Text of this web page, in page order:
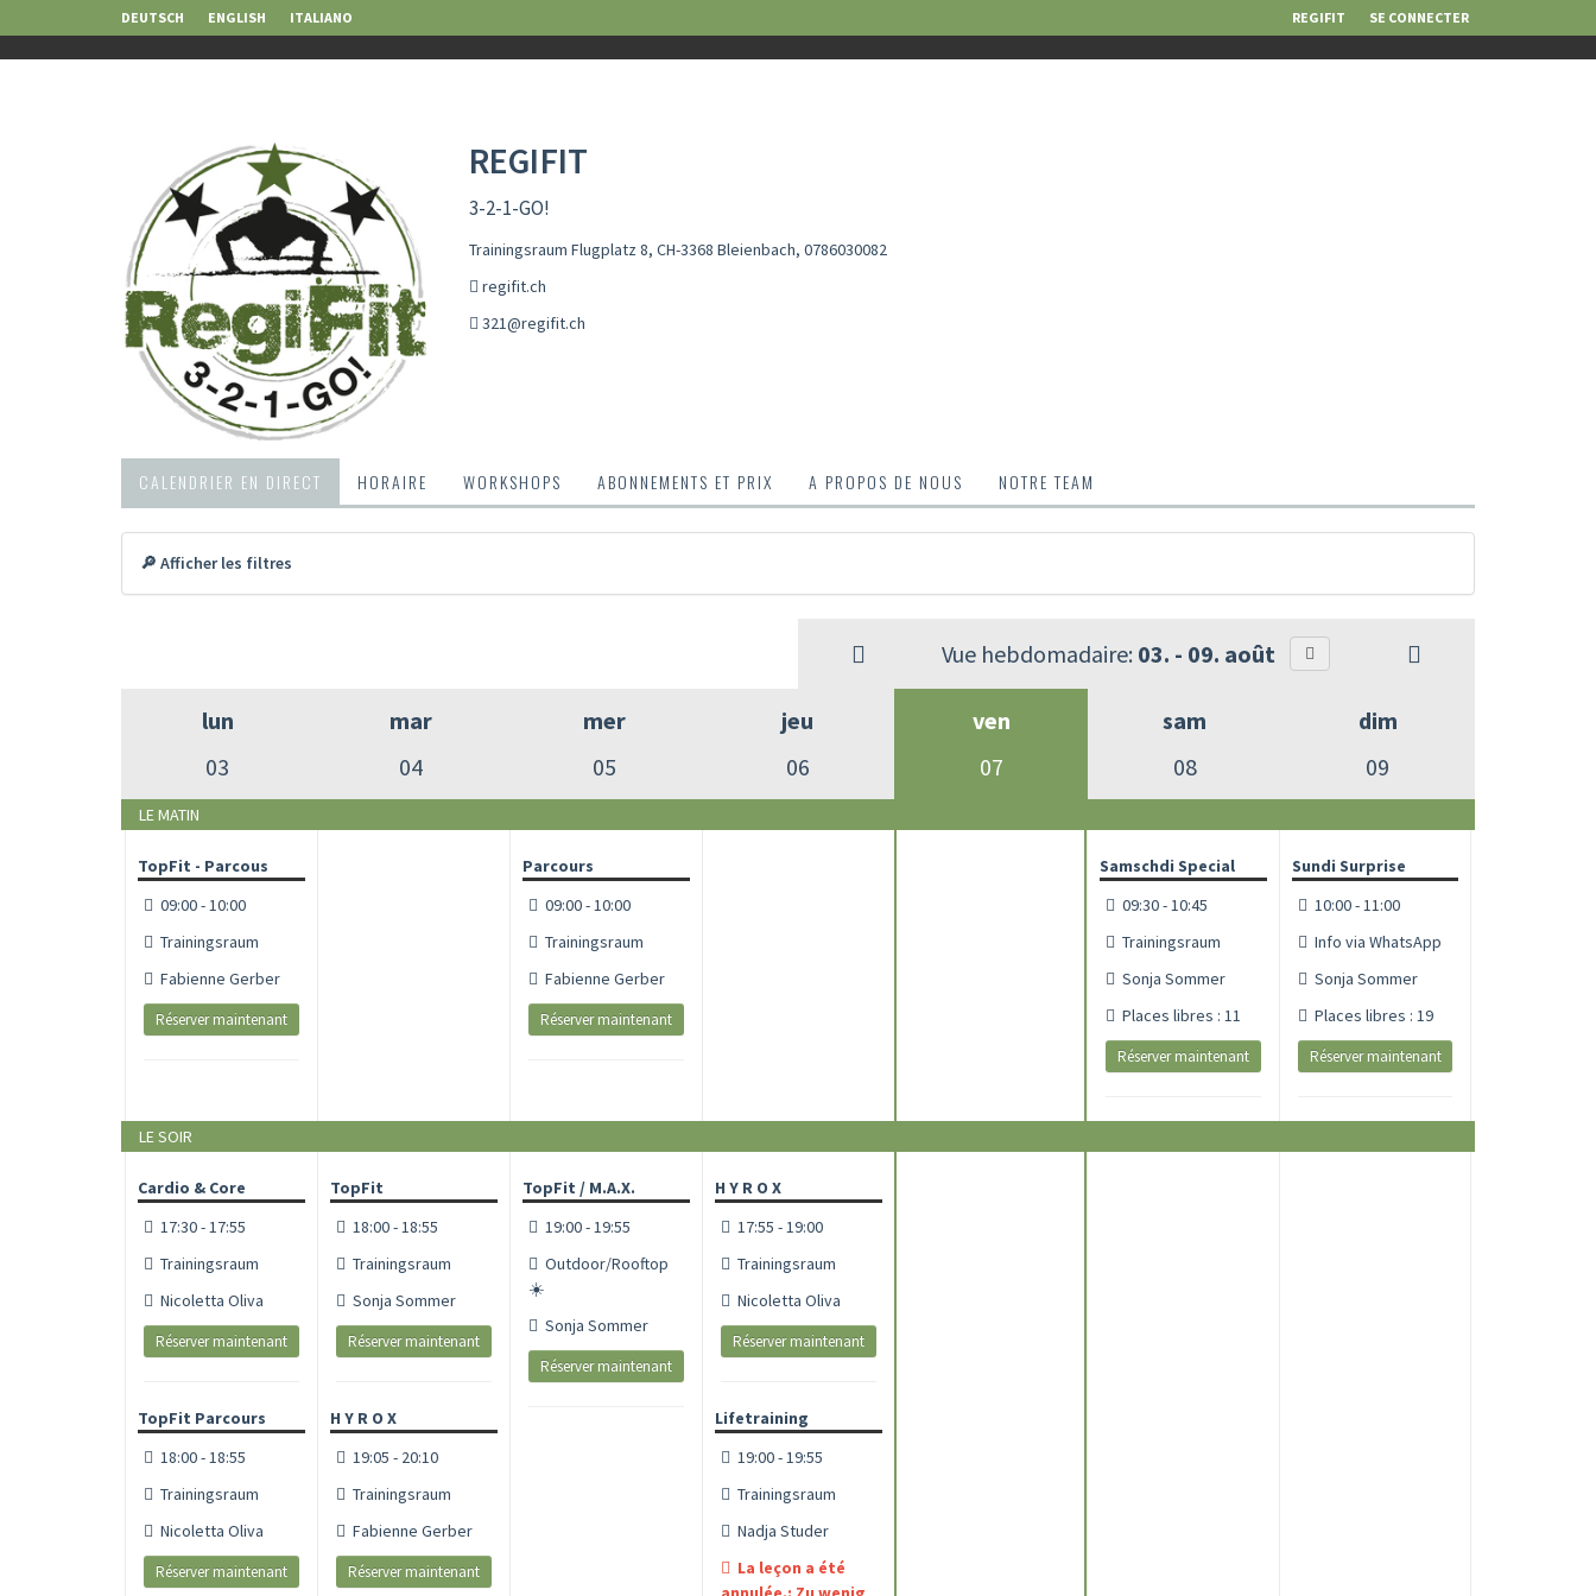
DEUTSCH ENGLISH ITALIANO REGIFIT SE CONNECTER
REGIFIT
3-2-1-GO!
Trainingsraum Flugplatz 8, CH-3368 Bleienbach, 0786030082
regifit.ch
321@regifit.ch
CALENDRIER EN DIRECT HORAIRE WORKSHOPS ABONNEMENTS ET PRIX A PROPOS DE NOUS NOTRE TEAM
🔎 Afficher les filtres
Vue hebdomadaire: 03. - 09. août
lun
03
mar
04
mer
05
jeu
06
ven
07
sam
08
dim
09
LE MATIN
TopFit - Parcous
09:00 - 10:00
Trainingsraum
Fabienne Gerber
Réserver maintenant
Parcours
09:00 - 10:00
Trainingsraum
Fabienne Gerber
Réserver maintenant
Samschdi Special
09:30 - 10:45
Trainingsraum
Sonja Sommer
Places libres : 11
Réserver maintenant
Sundi Surprise
10:00 - 11:00
Info via WhatsApp
Sonja Sommer
Places libres : 19
Réserver maintenant
LE SOIR
Cardio & Core
17:30 - 17:55
Trainingsraum
Nicoletta Oliva
Réserver maintenant
TopFit Parcours
18:00 - 18:55
Trainingsraum
Nicoletta Oliva
Réserver maintenant
TopFit
18:00 - 18:55
Trainingsraum
Sonja Sommer
Réserver maintenant
H Y R O X
19:05 - 20:10
Trainingsraum
Fabienne Gerber
Réserver maintenant
TopFit / M.A.X.
19:00 - 19:55
Outdoor/Rooftop
☀️
Sonja Sommer
Réserver maintenant
H Y R O X
17:55 - 19:00
Trainingsraum
Nicoletta Oliva
Réserver maintenant
Lifetraining
19:00 - 19:55
Trainingsraum
Nadja Studer
La leçon a été